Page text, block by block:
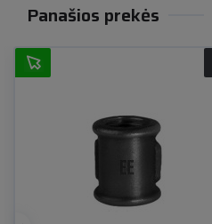
Panašios prekės